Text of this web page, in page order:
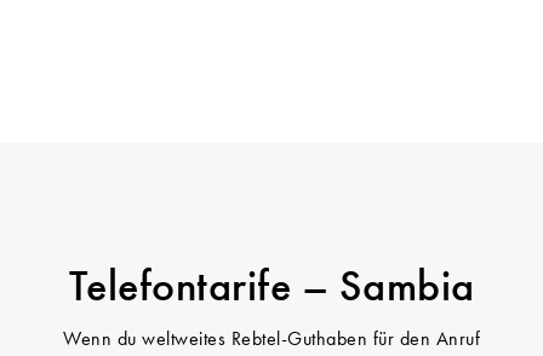
Telefontarife – Sambia
Wenn du weltweites Rebtel-Guthaben für den Anruf